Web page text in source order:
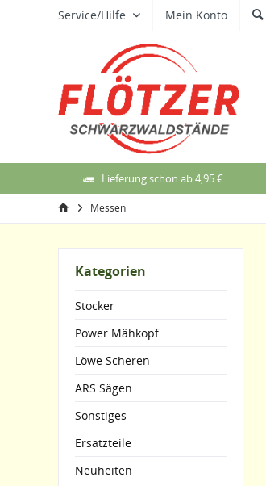
Service/Hilfe Mein Konto
Lieferung schon ab 4,95 €
Messen
Kategorien
Stocker
Power Mähkopf
Löwe Scheren
ARS Sägen
Sonstiges
Ersatzteile
Neuheiten